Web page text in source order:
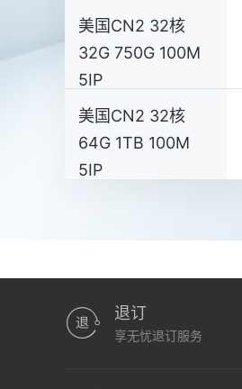
美国CN2 32核
32G 750G 100M
5IP
美国CN2 32核
64G 1TB 100M
5IP
退订
享无忧退订服务